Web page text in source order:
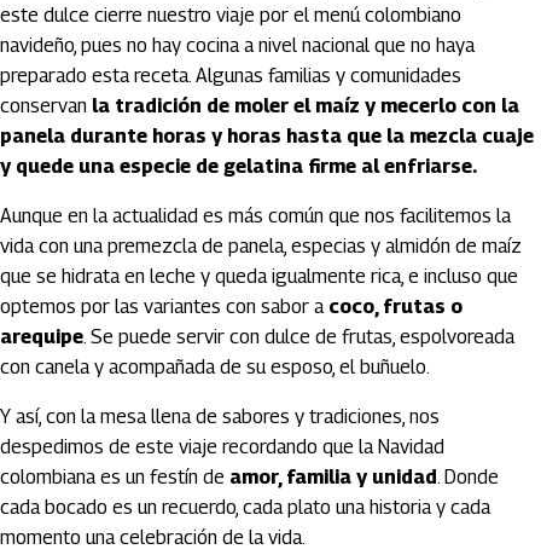
este dulce cierre nuestro viaje por el menú colombiano
navideño, pues no hay cocina a nivel nacional que no haya
preparado esta receta. Algunas familias y comunidades
conservan la tradición de moler el maíz y mecerlo con la
panela durante horas y horas hasta que la mezcla cuaje
y quede una especie de gelatina firme al enfriarse.
Aunque en la actualidad es más común que nos facilitemos la
vida con una premezcla de panela, especias y almidón de maíz
que se hidrata en leche y queda igualmente rica, e incluso que
optemos por las variantes con sabor acoco, frutas o
arequipe. Se puede servir con dulce de frutas, espolvoreada
con canela y acompañada de su esposo, el buñuelo.
Y así, con la mesa llena de sabores y tradiciones, nos
despedimos de este viaje recordando que la Navidad
colombiana es un festín de amor, familia y unidad. Donde
cada bocado es un recuerdo, cada plato una historia y cada
momento una celebración de la vida.